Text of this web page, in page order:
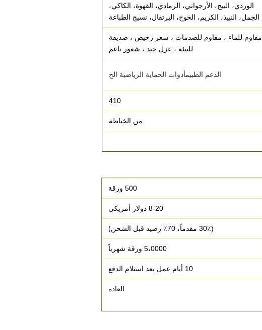
الوردي، البيج، الأرجواني، الرمادي، القهوة، الكاكي،
الجمل، النبيذ، الكريم، الخوخ، البرتقال، نسيج الطباعة
مقاوم للماء ، مقاوم للصدمات ، سعر رخيص ، صديقة
للبيئة ، عزل جيد ، شعور ناعم
الدعم الطبيمأدوات الحماية الرياضية الخ
410
من الخياطة
500 ورقة
8-20 دولار أمريكي
(30٪ مقدماً، 70٪ رصيد قبل الشحن)
5،0000 ورقة شهرياً
10 أيام عمل بعد استلام الدفع
العادة